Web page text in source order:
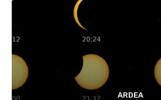
ARDEA